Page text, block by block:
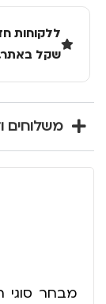
שקל
משלוחים
מבחר סוגי